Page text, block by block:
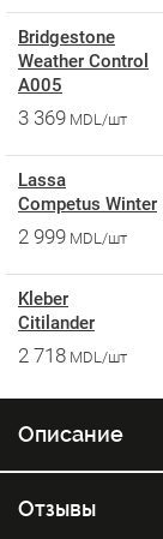
Bridgestone
Weather Control
A005
3 369 MDL/шт
Lassa
Competus Winter
2 999 MDL/шт
Kleber
Citilander
2 718 MDL/шт
Описание
Отзывы